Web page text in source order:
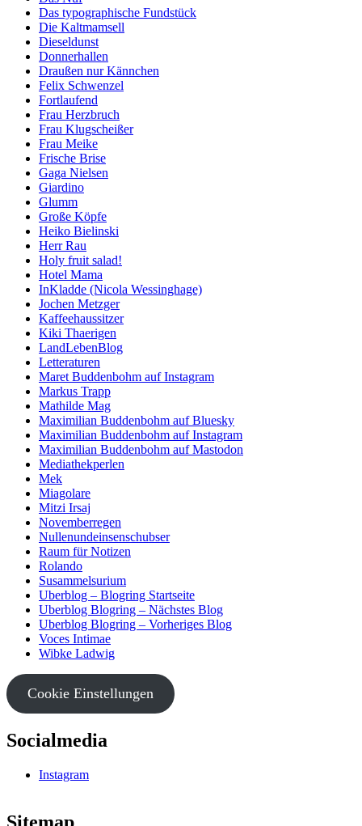
Das typographische Fundstück
Die Kaltmamsell
Dieseldunst
Donnerhallen
Draußen nur Kännchen
Felix Schwenzel
Fortlaufend
Frau Herzbruch
Frau Klugscheißer
Frau Meike
Frische Brise
Gaga Nielsen
Giardino
Glumm
Große Köpfe
Heiko Bielinski
Herr Rau
Holy fruit salad!
Hotel Mama
InKladde (Nicola Wessinghage)
Jochen Metzger
Kaffeehaussitzer
Kiki Thaerigen
LandLebenBlog
Letteraturen
Maret Buddenbohm auf Instagram
Markus Trapp
Mathilde Mag
Maximilian Buddenbohm auf Bluesky
Maximilian Buddenbohm auf Instagram
Maximilian Buddenbohm auf Mastodon
Mediathekperlen
Mek
Miagolare
Mitzi Irsaj
Novemberregen
Nullenundeinsenschubser
Raum für Notizen
Rolando
Susammelsurium
Uberblog – Blogring Startseite
Uberblog Blogring – Nächstes Blog
Uberblog Blogring – Vorheriges Blog
Voces Intimae
Wibke Ladwig
Cookie Einstellungen
Socialmedia
Instagram
Sitemap